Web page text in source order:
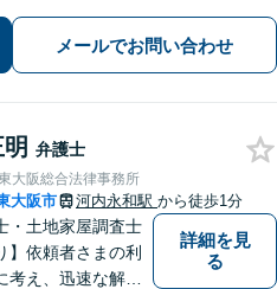
金体系】【着手金0円】で対応する分
も！依頼者さまと「共闘」し、最後
味方になります
メールでお問い合わせ
弁護士
大阪総合法律事務所
大阪市 河内永和駅 から徒歩1分
・土地家屋調査士
】依頼者さまの利
考え、迅速な解決
詳細を見
る